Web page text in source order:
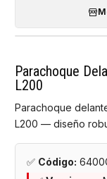
Parachoque
L200
Parachoque
L200 — diseño
✅ Código: